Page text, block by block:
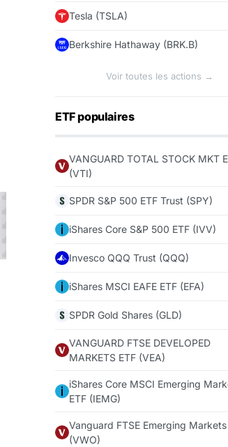
Tesla (TSLA)
Berkshire Hathaway (BRK.B)
Voir toutes les actions →
ETF populaires
VANGUARD TOTAL STOCK MKT
(VTI)
SPDR S&P 500 ETF Trust (SPY)
iShares Core S&P 500 ETF (IVV)
Invesco QQQ Trust (QQQ)
iShares MSCI EAFE ETF (EFA)
SPDR Gold Shares (GLD)
VANGUARD FTSE DEVELOPED
MARKETS ETF (VEA)
iShares Core MSCI Emerging
ETF (IEMG)
Vanguard FTSE Emerging Markets
(VWO)